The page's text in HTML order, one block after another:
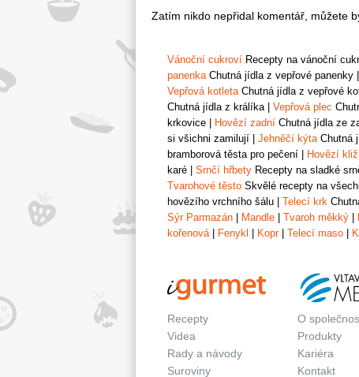
Zatím nikdo nepřidal komentář, můžete
Vánoční cukroví Recepty na vánoční
panenkaChutná jídla z vepřové panenky
Vepřová kotletaChutná jídla z vepřové
Chutná jídla z králíka| Vepřová plec
krkovice
Hovězí zadní Chutná jídla ze
si všichni zamilují
Jehněčí kýtaChutná
bramborová těsta pro pečení
Hovězí
karé
Srnčí hřbety Recepty na sladké
Tvarohové těsto Skvělé recepty na
hovězího vrchního šálu
Telecí krk
Sýr Parmazán
Mandle Tvaroh měkký
kořenová| Fenykl Kopr| Telecí maso
Recepty
Videa
Rady a návody
Suroviny
O
Produkty
Kariéra
Kontakt